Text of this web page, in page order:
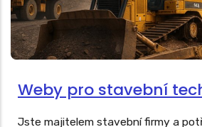
Weby pro stavební
Jste majitelem stavební firmy a